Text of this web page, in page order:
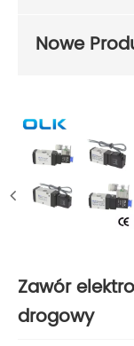
Nowe
Zawór
drogowy